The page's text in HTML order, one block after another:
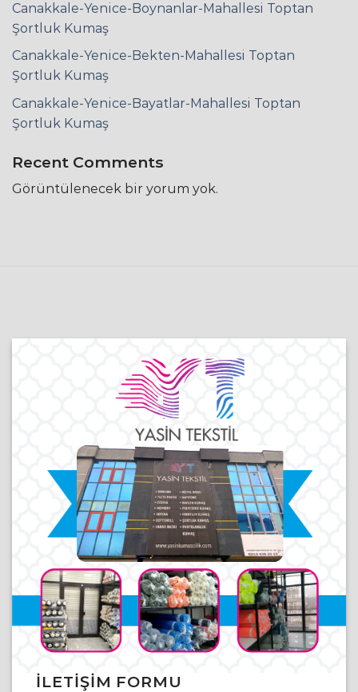
Canakkale-Yenice-Boynanlar-Mahallesi Toptan
Şortluk Kumaş
Canakkale-Yenice-Bekten-Mahallesi Toptan
Şortluk Kumaş
Canakkale-Yenice-Bayatlar-Mahallesi Toptan
Şortluk Kumaş
Recent Comments
Görüntülenecek bir yorum yok.
İLETIŞIM FORMU